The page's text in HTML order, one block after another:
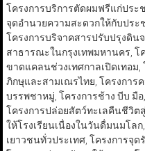
โครงการบริการตัดผมฟรีแก่ปร
จุดอำนวยความสะดวกให้กับปร
โครงการบริจาคสารปรับปรุงดิน
สาธารณะในกรุงเทพมหานคร, โ
ขาดแคลนช่วงเทศกาลเปิดเทอม
ภิกษุและสามเณรไทย, โครงการ
บรรพชาหมู่, โครงการช้าง บีบ มื
โครงการปล่อยสัตว์ทะเลคืนชีวิต
ให้โรงเรียนเนื่องในวันดื่มนมโลก
เยาวชนทั่วประเทศ, โครงการจุ